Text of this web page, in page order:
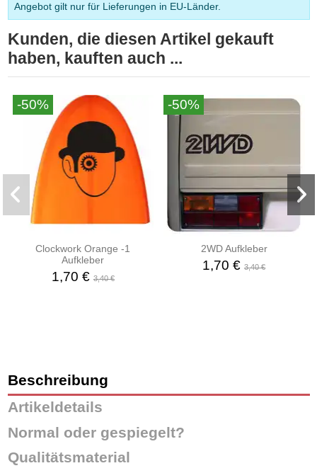
Angebot gilt nur für Lieferungen in EU-Länder.
Kunden, die diesen Artikel gekauft
haben, kauften auch ...
-50%
Clockwork Orange -1
Aufkleber
1,70 € 3,40 €
-50%
2WD Aufkleber
1,70 €3,40 €
Beschreibung
Artikeldetails
Normal oder gespiegelt?
Qualitätsmaterial